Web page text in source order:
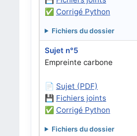
✅ Corrigé Python
Fichiers du dossier
Sujet n°5
Empreinte carbone
📄 Sujet (PDF)
💾 Fichiers joints
✅ Corrigé Python
Fichiers du dossier